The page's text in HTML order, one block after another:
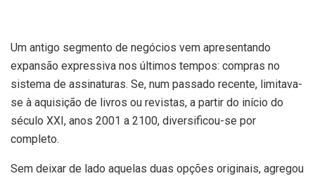
Um antigo segmento de negócios vem apresentando
expansão expressiva nos últimos tempos: compras no
sistema de assinaturas. Se, num passado recente, limitava-
se à aquisição de livros ou revistas, a partir do início do
século XXI, anos 2001 a 2100, diversificou-se por
completo.
Sem deixar de lado aquelas duas opções originais, agregou